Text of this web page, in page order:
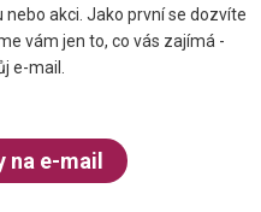
akci. Jako první se dozvíte
vám jen to, co vás zajímá -
e-mail.
na e-mail